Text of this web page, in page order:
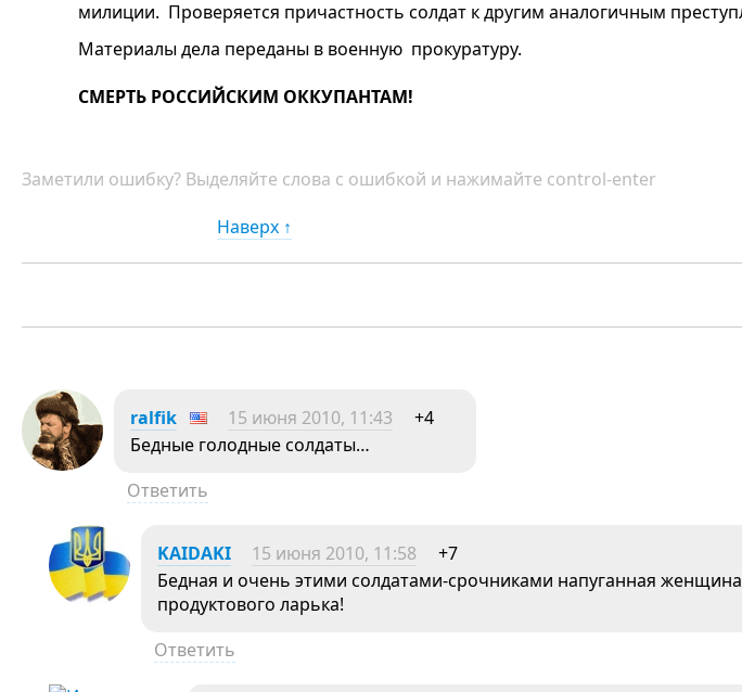
милиции. Проверяется причастность солдат к другим аналогичным
Материалы дела переданы в военную прокуратуру.
СМЕРТЬ РОССИЙСКИМ ОККУПАНТАМ!
Заметили ошибку? Выделяйте слова с ошибкой и нажимайте control-enter
Наверх ↑
ralfik 15 июня 2010, 11:43
+4
Бедные голодные солдаты…
Ответить
KAIDAKI 15 июня 2010, 11:58
+7
Бедная и очень этими солдатами-срочниками напуганная
продуктового ларька!
Ответить